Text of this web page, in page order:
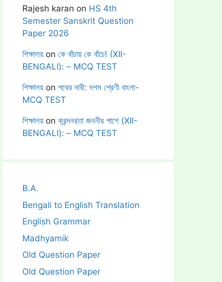
Rajesh karan on HS 4th
Semester Sanskrit Question
Paper 2026
শিক্ষালয়on কে বাঁচায় কে বাঁচে! (XII-
BENGALI): – MCQ TEST
শিক্ষালয়on পথের দাবী: দশম শ্রেণী বাংলা-
MCQ TEST
শিক্ষালয়onক্রন্দনরতা জননীর পাশে (XII-
BENGALI): – MCQ TEST
B.A.
Bengali to English Translation
English Grammar
Madhyamik
Old Question Paper
Old Question Paper